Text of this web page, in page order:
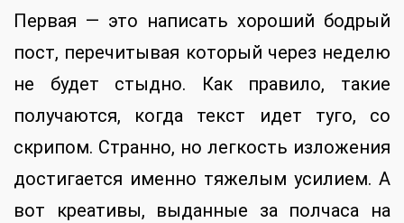
Первая — это написать хороший бодрый
пост, перечитывая который через неделю
не будет стыдно. Как правило, такие
получаются, когда текст идет туго, со
скрипом. Странно, но легкость изложения
достигается именно тяжелым усилием. А
вот креативы, выданные за полчаса на